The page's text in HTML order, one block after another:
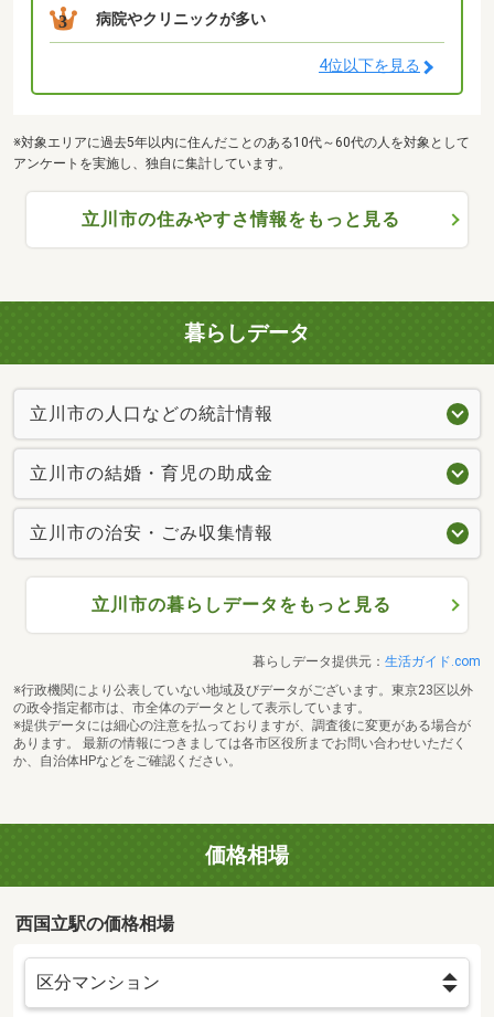
3 病院やクリニックが多い
4位以下を見る
※対象エリアに過去5年以内に住んだことのある10代～60代の人を対象として
アンケートを実施し、独自に集計しています。
立川市の住みやすさ情報をもっと見る
暮らしデータ
立川市の人口などの統計情報
立川市の結婚・育児の助成金
立川市の治安・ごみ収集情報
立川市の暮らしデータをもっと見る
暮らしデータ提供元： 生活ガイド.com
※行政機関により公表していない地域及びデータがございます。東京23区以外
の政令指定都市は、市全体のデータとして表示しています。
※提供データには細心の注意を払っておりますが、調査後に変更がある場合が
あります。 最新の情報につきましては各市区役所までお問い合わせいただく
か、自治体HPなどをご確認ください。
価格相場
西国立駅の価格相場